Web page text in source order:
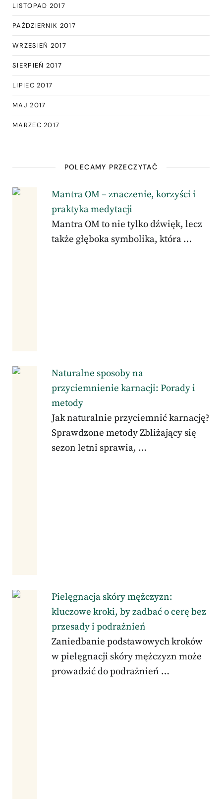
LISTOPAD 2017
PAŹDZIERNIK 2017
WRZESIEŃ 2017
SIERPIEŃ 2017
LIPIEC 2017
MAJ 2017
MARZEC 2017
POLECAMY PRZECZYTAĆ
Mantra OM – znaczenie, korzyści i
praktyka medytacji
Mantra OM to nie tylko dźwięk, lecz
także głęboka symbolika, która …
Naturalne sposoby na
przyciemnienie karnacji: Porady i
metody
Jak naturalnie przyciemnić karnację?
Sprawdzone metody Zbliżający się
sezon letni sprawia, …
Pielęgnacja skóry mężczyzn:
kluczowe kroki, by zadbać o cerę bez
przesady i podrażnień
Zaniedbanie podstawowych kroków
w pielęgnacji skóry mężczyzn może
prowadzić do podrażnień …